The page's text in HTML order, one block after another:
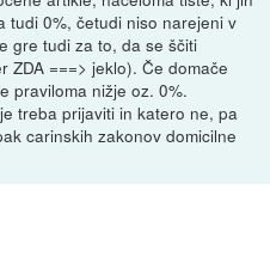
tudi 0%, četudi niso narejeni v
gre tudi za to, da se ščiti
ZDA ===> jeklo). Če domače
praviloma nižje oz. 0%.
treba prijaviti in katero ne, pa
carinskih zakonov domicilne